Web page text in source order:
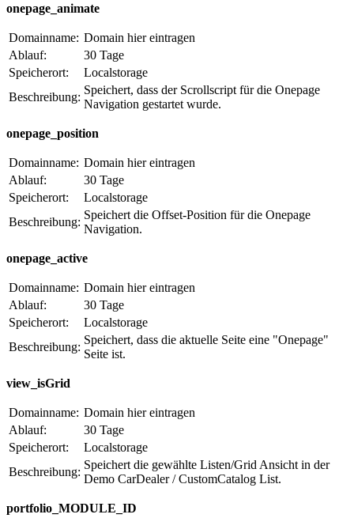
onepage_animate
Domainname: Domain hier eintragen
Ablauf:
30 Tage
Speicherort:
Localstorage
Beschreibung:
Speichert, dass der Scrollscript für die Onepage
Navigation gestartet wurde.
onepage_position
Domainname: Domain hier eintragen
Ablauf:
30 Tage
Speicherort:
Localstorage
Beschreibung:
Speichert die Offset-Position für die Onepage
Navigation.
onepage_active
Domainname: Domain hier eintragen
Ablauf:
30 Tage
Speicherort:
Localstorage
Beschreibung:
Speichert, dass die aktuelle Seite eine "Onepage"
Seite ist.
view_isGrid
Domainname: Domain hier eintragen
Ablauf:
30 Tage
Speicherort:
Localstorage
Beschreibung:
Speichert die gewählte Listen/Grid Ansicht in der
Demo CarDealer / CustomCatalog List.
portfolio_MODULE_ID